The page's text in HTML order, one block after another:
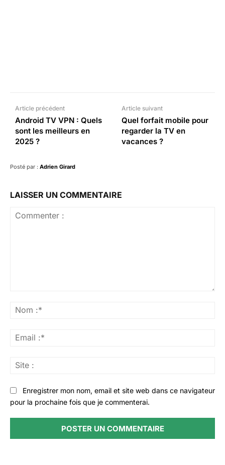
Article précédent
Android TV VPN : Quels
sont les meilleurs en
2025 ?
Article suivant
Quel forfait mobile pour
regarder la TV en
vacances ?
Posté par : Adrien Girard
LAISSER UN COMMENTAIRE
Enregistrer mon nom, email et site web dans ce navigateur
pour la prochaine fois que je commenterai.